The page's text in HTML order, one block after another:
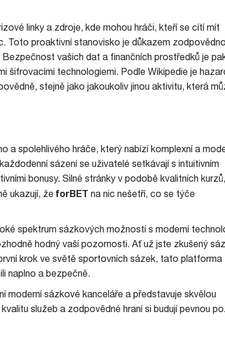
linky a zdroje, kde mohou hráči, kteří se cítí mít
Toto proaktivní stanovisko je důkazem
vašich dat a finančních prostředků je
šifrovacími technologiemi. Podle Wikipedie je
stejně jako jakoukoliv jinou aktivitu, která
a spolehlivého hráče, který nabízí komplexní a
sázení se uživatelé setkávají s intuitivním
bonusy. Silné stránky v podobě kvalitních kurzů,
ukazují, že forBET na nic nešetří, co se týče
spektrum sázkových možností s moderní
hodný vaší pozornosti. Ať už jste zkušený
krok ve světě sportovních sázek, tato platforma
naplno a bezpečně.
moderní sázkové kanceláře a představuje skvělou
služeb a zodpovědné hraní si budují pevnou